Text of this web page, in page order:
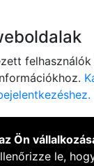
Ön
le,